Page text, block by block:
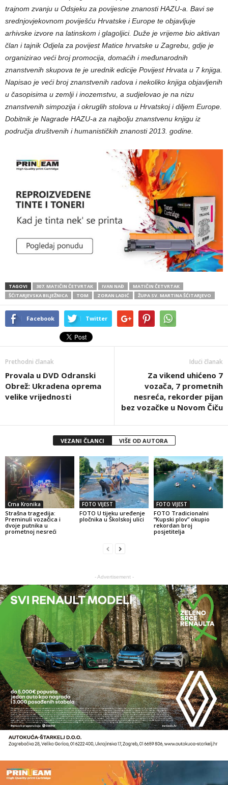
trajnom zvanju u Odsjeku za povijesne znanosti HAZU-a. Bavi se
srednjovjekovnom poviješću Hrvatske i Europe te objavljuje
arhivske izvore na latinskom i glagoljici. Duže je vrijeme bio aktivan
član i tajnik Odjela za povijest Matice hrvatske u Zagrebu, gdje je
organizirao veći broj promocija, domaćih i međunarodnih
znanstvenih skupova te je urednik edicije Povijest Hrvata u 7 knjiga.
Napisao je veći broj znanstvenih radova i nekoliko knjiga objavljenih
u časopisima u zemlji i inozemstvu, a sudjelovao je na nizu
znanstvenih simpozija i okruglih stolova u Hrvatskoj i diljem Europe.
Dobitnik je Nagrade HAZU-a za najbolju znanstvenu knjigu iz
područja društvenih i humanističkih znanosti 2013. godine.
TAGOVI 307. MATIČIN ČETVRTAK IVAN NAĐ
MATIČIN ČETVRTAK
ŠĆITARJEVSKA BILJEŽNICA
TOM ZORAN LADIĆ ŽUPA SV. MARTINA ŠĆITARJEVO
Facebook Twitter
Prethodni članak
Provala u DVD Odranski
Obrež: Ukradena oprema
velike vrijednosti
Idući članak
Za vikend uhićeno 7
vozača, 7 prometnih
nesreća, rekorder pijan
bez vozačke u Novom Čiču
VEZANI ČLANCI VIŠE OD AUTORA
Crna Kronika
Strašna tragedija:
Preminuli vozačica i
dvoje putnika u
prometnoj nesreći
FOTO VIJEST
FOTO U tijeku uređenje
pločnika u Školskoj ulici
FOTO VIJEST
FOTO Tradicionalni
“Kupski plov” okupio
rekordan broj
posjetitelja
- Advertisement -